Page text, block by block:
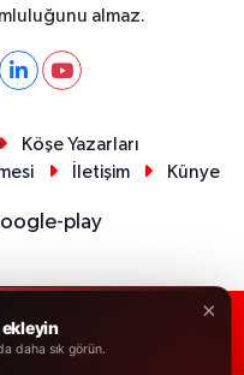
almaz.
Köşe Yazarları
İletişim Künye
Her hakkı saklıdır.
×
daha sık görün.